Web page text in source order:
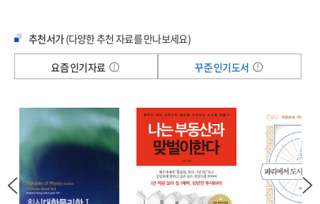
추천서가(다양한 추천 자료를 만나보세요)
요즘 인기자료
꾸준 인기도서